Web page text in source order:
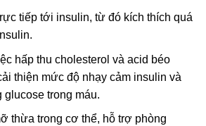
tiếp tới insulin, từ đó kích thích quá
hấp thu cholesterol và acid béo
thiện mức độ nhạy cảm insulin và
trong máu.
thừa trong cơ thể, hỗ trợ phòng